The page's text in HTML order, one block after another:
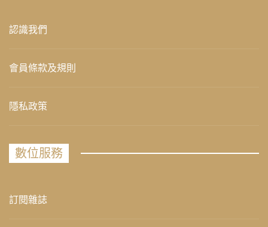
認識我們
會員條款及規則
隱私政策
數位服務
訂閱雜誌